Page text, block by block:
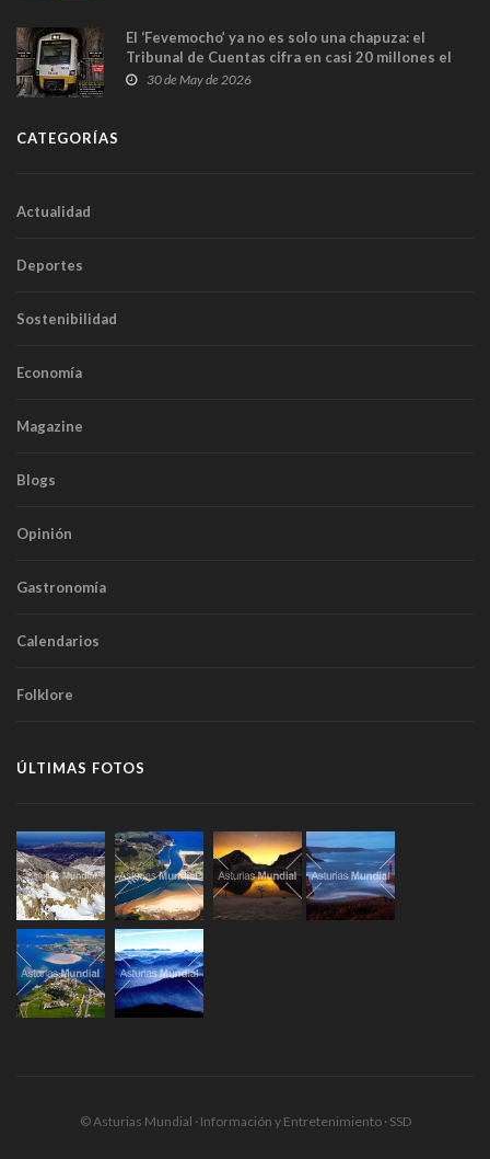
El ‘Fevemocho’ ya no es solo una chapuza: el
Tribunal de Cuentas cifra en casi 20 millones el
sobrecoste de los trenes que no cabían por los
30 de May de 2026
CATEGORÍAS
Actualidad
Deportes
Sostenibilidad
Economía
Magazine
Blogs
Opinión
Gastronomía
Calendarios
Folklore
ÚLTIMAS FOTOS
© Asturias Mundial · Información y Entretenimiento · SSD